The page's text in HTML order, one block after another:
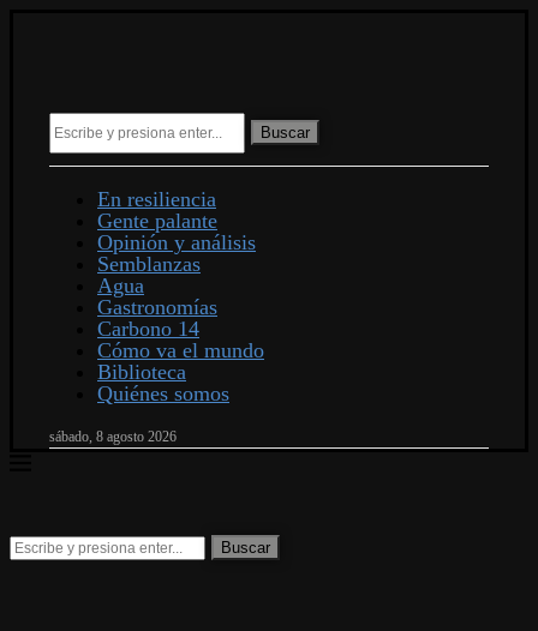
Buscar
En resiliencia
Gente palante
Opinión y análisis
Semblanzas
Agua
Gastronomías
Carbono 14
Cómo va el mundo
Biblioteca
Quiénes somos
sábado, 8 agosto 2026